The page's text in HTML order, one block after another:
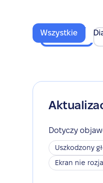
Wszystkie
Dotyczy
Uszkodzony
Ekran nie